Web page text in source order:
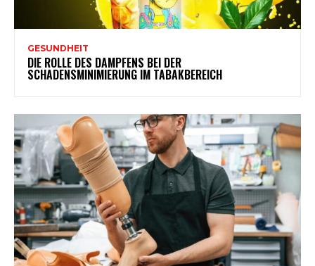
GESUNDHEIT
DIE ROLLE DES DAMPFENS BEI DER
SCHADENSMINIMIERUNG IM TABAKBEREICH